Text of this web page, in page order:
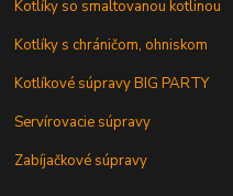
Kotlíky so smaltovanou kotlinou
Kotlíky s chráničom, ohniskom
Kotlíkové súpravy BIG PARTY
Servírovacie súpravy
Zabíjačkové súpravy